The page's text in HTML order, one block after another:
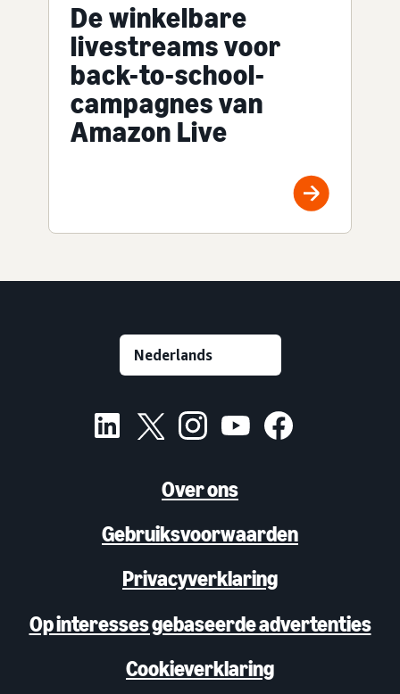
De winkelbare
livestreams voor
back-to-school-
campagnes van
Amazon Live
Over ons
Gebruiksvoorwaarden
Privacyverklaring
Op interesses gebaseerde advertenties
Cookieverklaring